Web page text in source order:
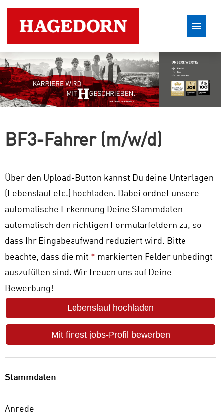
Stellenangebote
BF3-Fahrer (m/w/d)
Über den Upload-Button kannst Du deine Unterlagen
(Lebenslauf etc.) hochladen. Dabei ordnet unsere
automatische Erkennung Deine Stammdaten
automatisch den richtigen Formularfeldern zu, so
dass Ihr Eingabeaufwand reduziert wird. Bitte
beachte, dass die mit * markierten Felder unbedingt
auszufüllen sind. Wir freuen uns auf Deine
Bewerbung!
Lebenslauf hochladen
Mit finest jobs-Profil bewerben
Stammdaten
Anrede